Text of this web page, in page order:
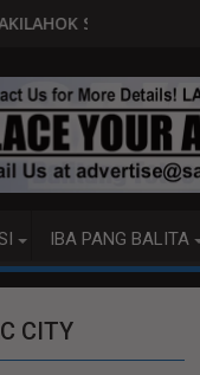
MGA BATASPINAAARAL NA
IBA PANG BALITA
CITY